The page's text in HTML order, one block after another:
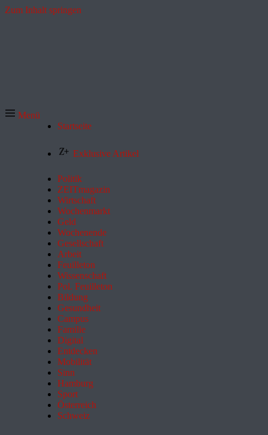
Zum Inhalt springen
Menü
Startseite
Exklusive Artikel
Politik
ZEITmagazin
Wirtschaft
Wochenmarkt
Geld
Wochenende
Gesellschaft
Arbeit
Feuilleton
Wissenschaft
Pol. Feuilleton
Bildung
Gesundheit
Campus
Familie
Digital
Entdecken
Mobilität
Sinn
Hamburg
Sport
Österreich
Schweiz